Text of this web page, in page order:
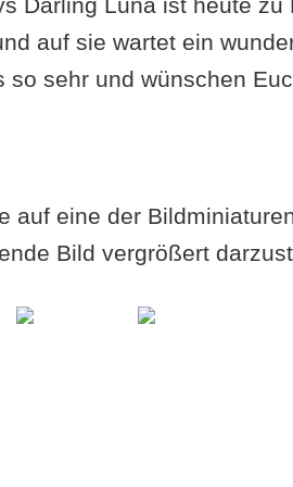
auf sie wartet ein
so sehr und wünschen
auf eine der
Bild vergrößert